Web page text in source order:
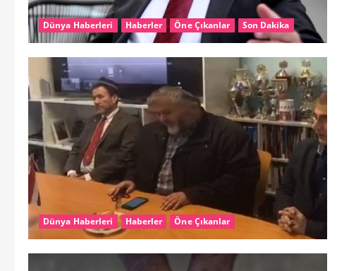
Dünya Haberleri Haberler Öne Çıkanlar Son Dakika
Dünya Haberleri Haberler Öne Çıkanlar